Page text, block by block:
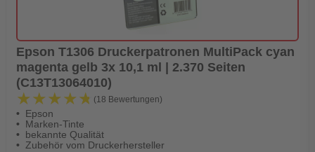
Epson T1306 Druckerpatronen MultiPack cyan
magenta gelb 3x 10,1 ml | 2.370 Seiten
(C13T13064010)
★★★★★
★★★★★ (18 Bewertungen)
Epson
Marken-Tinte
bekannte Qualität
Zubehör vom Druckerhersteller